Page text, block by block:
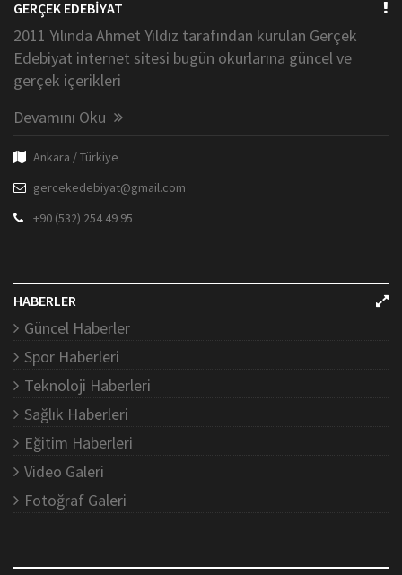
GERÇEK EDEBİYAT
2011 Yılında Ahmet Yıldız tarafından kurulan Gerçek
Edebiyat internet sitesi bugün okurlarına güncel ve
gerçek içerikleri
Devamını Oku
Ankara / Türkiye
gercekedebiyat@gmail.com
+90 (532) 254 49 95
HABERLER
Güncel Haberler
Spor Haberleri
Teknoloji Haberleri
Sağlık Haberleri
Eğitim Haberleri
Video Galeri
Fotoğraf Galeri